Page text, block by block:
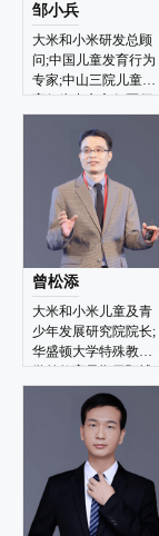
邹小兵
大米和小米研发总顾
问;中国儿童发育行为
专家;中山三院儿童发
育行为中心主任医师
曾松添
大米和小米儿童及青
少年发展研究院院长;
华盛顿大学特殊教育
学前教育早期干预博
士;国际应用行为分析
学会认证博士级行为
分析师（BCBA-D）